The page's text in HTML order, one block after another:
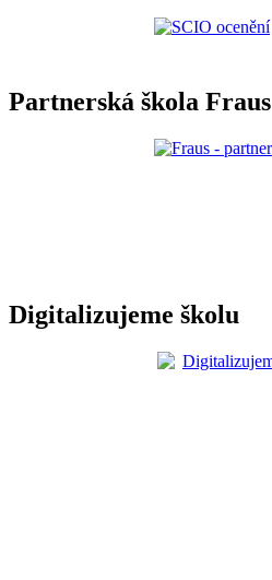
Partnerská škola Fraus
Digitalizujeme školu